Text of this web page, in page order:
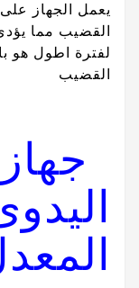
يعمل الجهاز
القضيب مما
لفترة اطول هو
القضيب